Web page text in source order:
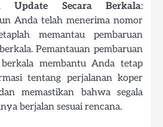
Update Secara Berkala:
Anda telah menerima nomor
memantau pembaruan
Pemantauan pembaruan
berkala membantu Anda tetap
tentang perjalanan koper
memastikan bahwa segala
berjalan sesuai rencana.